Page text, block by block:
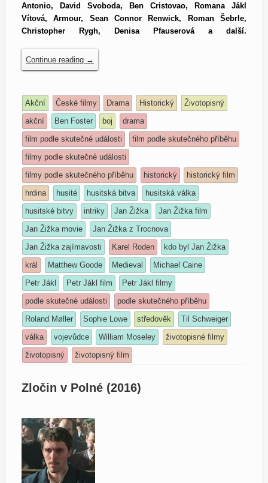
Antonio, David Svoboda, Ben Cristovao, Romana Jákl
Vítová, Armour, Sean Connor Renwick, Roman Šebrle,
Christopher Rygh, Denisa Pfauserová a další.
Continue reading →
Akční České filmy Drama Historický
Životopisný
akční
Ben Foster boj
drama
film podle skutečné události
film podle skutečného příběhu
filmy podle skutečné události
filmy podle skutečného příběhu
historický
historický film
hrdina
husité husitská bitva
husitská válka
husitské bitvy
intriky Jan Žižka
Jan Žižka film
Jan Žižka movie
Jan Žižka z Trocnova
Jan Žižka zajímavosti
Karel Roden
kdo byl Jan Žižka
král
Matthew Goode Medieval
Michael Caine
Petr Jákl
Petr Jákl film
Petr Jákl filmy
podle skutečné události
podle skutečného příběhu
Roland Møller
Sophie Lowe středověk
Til Schweiger
válka
vojevůdce William Moseley
životopisné filmy
životopisný
životopisný film
Zločin v Polné (2016)